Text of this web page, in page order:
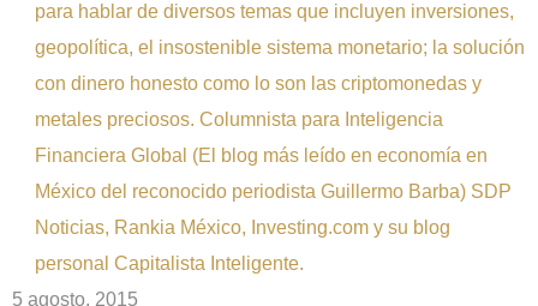
para hablar de diversos temas que incluyen inversiones,
geopolítica, el insostenible sistema monetario; la solución
con dinero honesto como lo son las criptomonedas y
metales preciosos. Columnista para Inteligencia
Financiera Global (El blog más leído en economía en
México del reconocido periodista Guillermo Barba) SDP
Noticias, Rankia México, Investing.com y su blog
personal Capitalista Inteligente.
5 agosto, 2015